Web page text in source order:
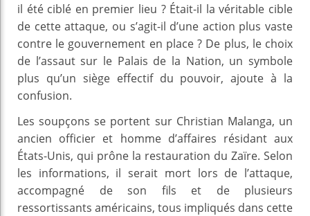
il été ciblé en premier lieu ? Était-il la véritable cible
de cette attaque, ou s’agit-il d’une action plus vaste
contre le gouvernement en place ? De plus, le choix
de l’assaut sur le Palais de la Nation, un symbole
plus qu’un siège effectif du pouvoir, ajoute à la
confusion.
Les soupçons se portent sur Christian Malanga, un
ancien officier et homme d’affaires résidant aux
États-Unis, qui prône la restauration du Zaïre. Selon
les informations, il serait mort lors de l’attaque,
accompagné de son fils et de plusieurs
ressortissants américains, tous impliqués dans cette